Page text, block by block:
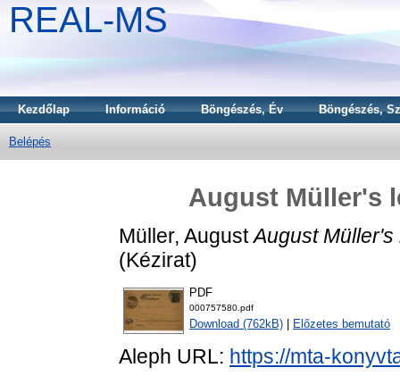
REAL-MS
Kezdőlap Információ Böngészés, Év Böngészés,
Belépés
August Müller's
Müller, August August
(Kézirat)
PDF
000757580.pdf
Download (762kB) Előzetes bemutató
Aleph URL: https://mta-